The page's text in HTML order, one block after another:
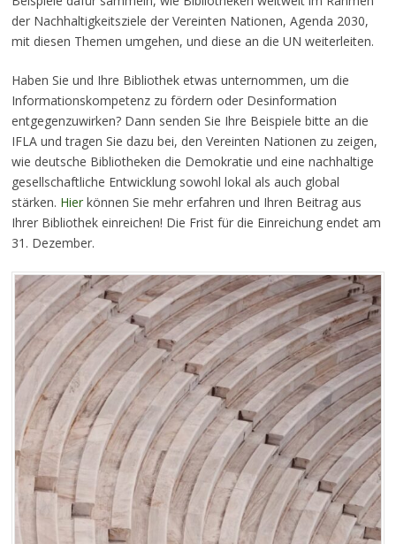
der Nachhaltigkeitsziele der Vereinten Nationen, Agenda 2030,
mit diesen Themen umgehen, und diese an die UN weiterleiten.
Haben Sie und Ihre Bibliothek etwas unternommen, um die
Informationskompetenz zu fördern oder Desinformation
entgegenzuwirken? Dann senden Sie Ihre Beispiele bitte an die
IFLA und tragen Sie dazu bei, den Vereinten Nationen zu zeigen,
wie deutsche Bibliotheken die Demokratie und eine nachhaltige
gesellschaftliche Entwicklung sowohl lokal als auch global
stärken. Hier können Sie mehr erfahren und Ihren Beitrag aus
Ihrer Bibliothek einreichen! Die Frist für die Einreichung endet am
31. Dezember.